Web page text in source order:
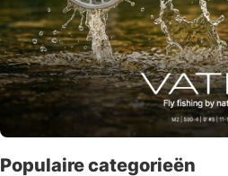
Populaire categorieën